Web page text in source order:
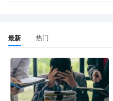
测温精度不稳定
响应速度较慢
耐用性不足
最新 热门